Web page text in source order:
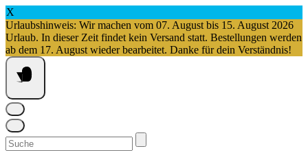
X
Urlaubshinweis: Wir machen vom 07. August bis 15. August 2026
Urlaub. In dieser Zeit findet kein Versand statt. Bestellungen werden
ab dem 17. August wieder bearbeitet. Danke für dein Verständnis!
Springe
zum
Inhalt
Suchen